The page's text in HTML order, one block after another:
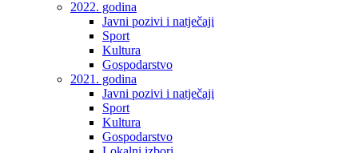
2022. godina
Javni pozivi i natječaji
Sport
Kultura
Gospodarstvo
2021. godina
Javni pozivi i natječaji
Sport
Kultura
Gospodarstvo